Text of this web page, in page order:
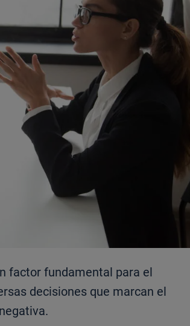
factor fundamental para el
decisiones que marcan el